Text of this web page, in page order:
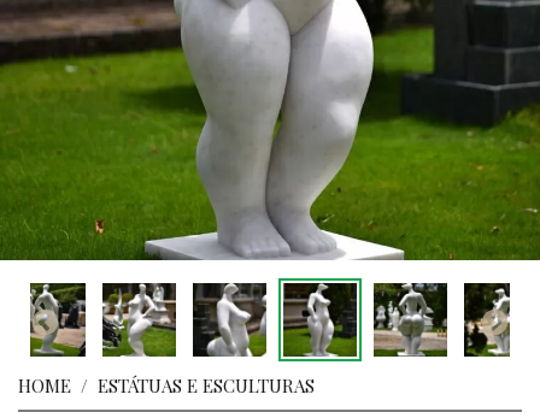
HOME / ESTÁTUAS E ESCULTURAS